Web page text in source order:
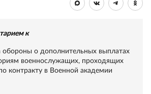
к
обороны о дополнительных выплатах
военнослужащих, проходящих
контракту в Военной академии